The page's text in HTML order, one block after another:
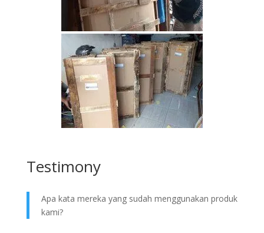
Testimony
Apa kata mereka yang sudah menggunakan produk
kami?